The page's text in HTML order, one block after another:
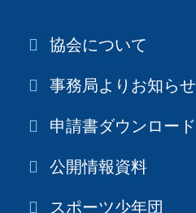
協会について
事務局よりお知らせ
申請書ダウンロード
公開情報資料
スポーツ少年団